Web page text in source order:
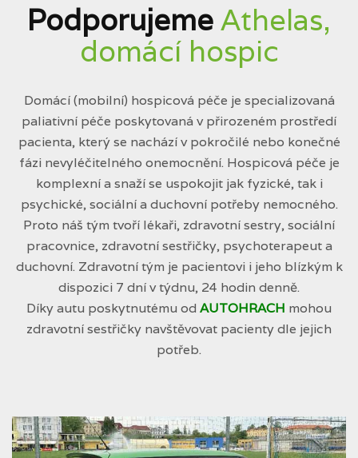
PodporujemeAthelas,
domácí hospic
Domácí (mobilní) hospicová péče je specializovaná
paliativní péče poskytovaná v přirozeném prostředí
pacienta, který se nachází v pokročilé nebo konečné
fázi nevyléčitelného onemocnění. Hospicová péče je
komplexní a snaží se uspokojit jak fyzické, tak i
psychické, sociální a duchovní potřeby nemocného.
Proto náš tým tvoří lékaři, zdravotní sestry, sociální
pracovnice, zdravotní sestřičky, psychoterapeut a
duchovní. Zdravotní tým je pacientovi i jeho blízkým k
dispozici 7 dní v týdnu, 24 hodin denně.
Díky autu poskytnutému od AUTOHRACH mohou
zdravotní sestřičky navštěvovat pacienty dle jejich
potřeb.